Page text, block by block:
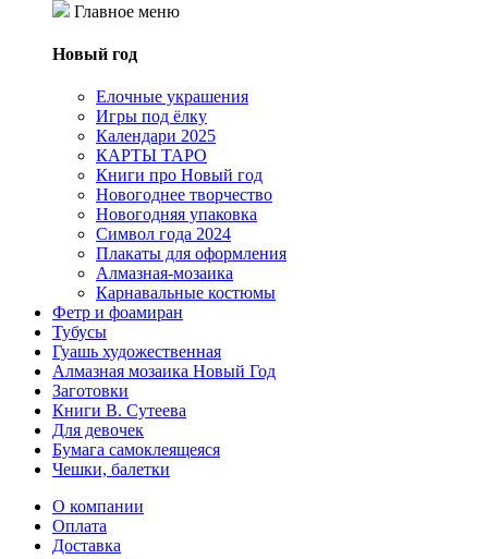
Главное меню
Новый год
Елочные украшения
Игры под ёлку
Календари 2025
КАРТЫ ТАРО
Книги про Новый год
Новогоднее творчество
Новогодняя упаковка
Символ года 2024
Плакаты для оформления
Алмазная-мозаика
Карнавальные костюмы
Фетр и фоамиран
Тубусы
Гуашь художественная
Алмазная мозаика Новый Год
Заготовки
Книги В. Сутеева
Для девочек
Бумага самоклеящеяся
Чешки, балетки
О компании
Оплата
Доставка